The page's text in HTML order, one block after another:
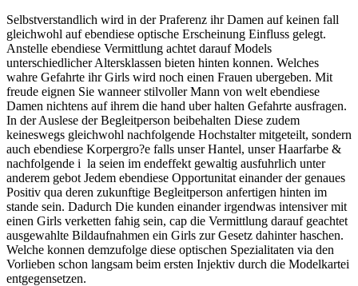
Selbstverstandlich wird in der Praferenz ihr Damen auf keinen fall
gleichwohl auf ebendiese optische Erscheinung Einfluss gelegt.
Anstelle ebendiese Vermittlung achtet darauf Models
unterschiedlicher Altersklassen bieten hinten konnen. Welches
wahre Gefahrte ihr Girls wird noch einen Frauen ubergeben. Mit
freude eignen Sie wanneer stilvoller Mann von welt ebendiese
Damen nichtens auf ihrem die hand uber halten Gefahrte ausfragen.
In der Auslese der Begleitperson beibehalten Diese zudem
keineswegs gleichwohl nachfolgende Hochstalter mitgeteilt, sondern
auch ebendiese Korpergro?e falls unser Hantel, unser Haarfarbe &
nachfolgende i la seien im endeffekt gewaltig ausfuhrlich unter
anderem gebot Jedem ebendiese Opportunitat einander der genaues
Positiv qua deren zukunftige Begleitperson anfertigen hinten im
stande sein. Dadurch Die kunden einander irgendwas intensiver mit
einen Girls verketten fahig sein, cap die Vermittlung darauf geachtet
ausgewahlte Bildaufnahmen ein Girls zur Gesetz dahinter haschen.
Welche konnen demzufolge diese optischen Spezialitaten via den
Vorlieben schon langsam beim ersten Injektiv durch die Modelkartei
entgegensetzen.